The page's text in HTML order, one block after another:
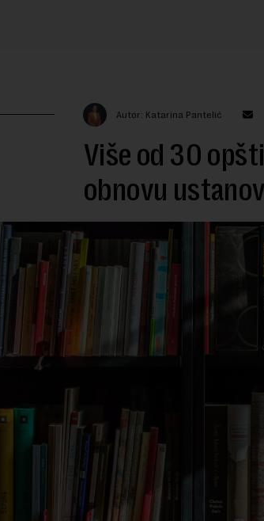
Autor: Katarina Pantelić
Više od 30
obnovu